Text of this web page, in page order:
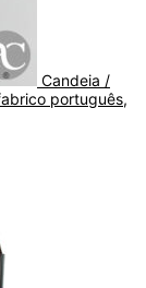
Candeia /
português,